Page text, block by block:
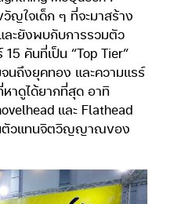
วัญใจเด็ก ๆ ที่จะมาสร้าง
ละยังพบกับการรวมตัว
คันที่เป็น “Top Tier”
นถึงยุคทอง และความแรร์
าดูได้ยากที่สุด อาทิ
และ Flathead
ตัวแทนจิตวิญญาณของ